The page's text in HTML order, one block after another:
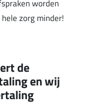
worden
zorg minder!
de
en wij